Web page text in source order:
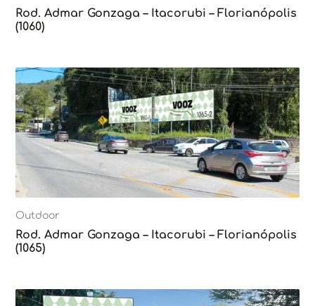
Rod. Admar Gonzaga – Itacorubi – Florianópolis
(1060)
Outdoor
Rod. Admar Gonzaga – Itacorubi – Florianópolis
(1065)